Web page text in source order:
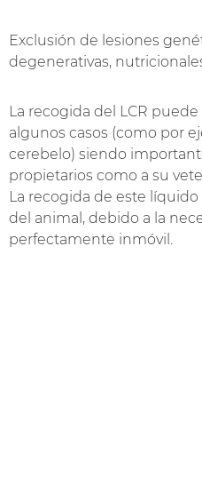
Exclusión de lesiones
degenerativas,
La recogida del LCR
algunos casos (como por
cerebelo) siendo
propietarios como a su
La recogida de este
del animal, debido a la
perfectamente inmóvil.